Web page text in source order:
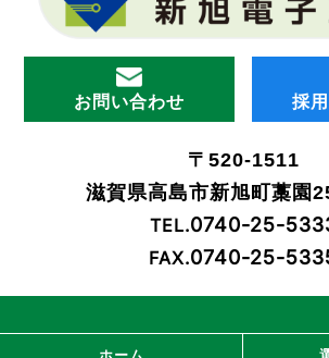
お問い合わせ 採
〒520-1511
滋賀県高島市新旭町藁園
TEL.0740-25-
FAX.0740-25-